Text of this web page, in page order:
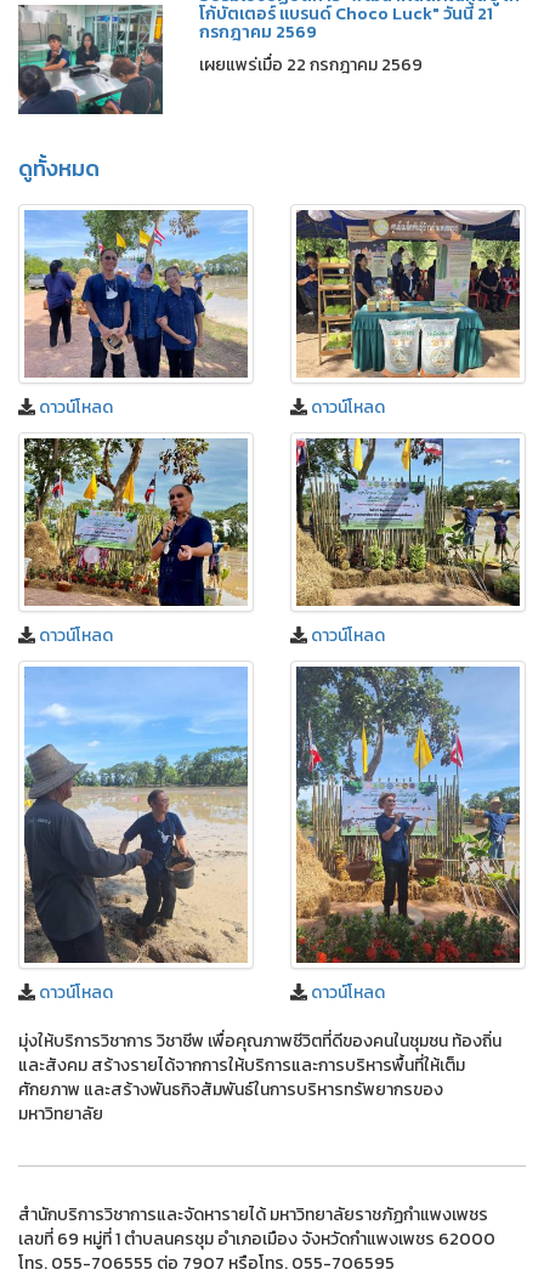
โก้บัตเตอร์ แบรนด์ Choco Luck" วันนี้ 21
กรกฎาคม 2569
เผยแพร่เมื่อ 22 กรกฎาคม 2569
ดูทั้งหมด
ดาวน์โหลด ดาวน์โหลด
ดาวน์โหลด ดาวน์โหลด
ดาวน์โหลด
ดาวน์โหลด
มุ่งให้บริการวิชาการ วิชาชีพ เพื่อคุณภาพชีวิตที่ดีของคนในชุมชน ท้องถิ่น
และสังคม สร้างรายได้จากการให้บริการและการบริหารพื้นที่ให้เต็ม
ศักยภาพ และสร้างพันธกิจสัมพันธ์ในการบริหารทรัพยากรของ
มหาวิทยาลัย
สำนักบริการวิชาการและจัดหารายได้ มหาวิทยาลัยราชภัฏกำแพงเพชร
เลขที่ 69 หมู่ที่ 1 ตำบลนครชุม อำเภอเมือง จังหวัดกำแพงเพชร 62000
โทร. 055-706555 ต่อ 7907 หรือโทร. 055-706595